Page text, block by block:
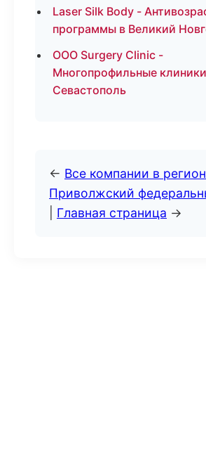
Laser Silk Body -
программы в Великий
ООО Surgery Clinic -
Многопрофильные
Севастополь
← Все компании в
Приволжский
Главная страница →